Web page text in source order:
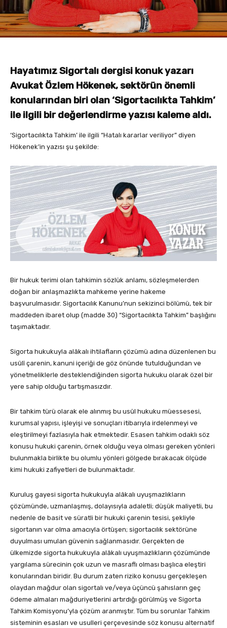
Hayatımız Sigortalı dergisi konuk yazarı
Avukat Özlem Hökenek, sektörün önemli
konularından biri olan ‘Sigortacılıkta Tahkim’
ile ilgili bir değerlendirme yazısı kaleme aldı.
‘Sigortacılıkta Tahkim’ ile ilgili “Hatalı kararlar veriliyor” diyen
Hökenek’in yazısı şu şekilde:
Bir hukuk terimi olan tahkimin sözlük anlamı, sözleşmelerden
doğan bir anlaşmazlıkta mahkeme yerine hakeme
başvurulmasıdır. Sigortacılık Kanunu’nun sekizinci bölümü, tek bir
maddeden ibaret olup (madde 30) “Sigortacılıkta Tahkim” başlığını
taşımaktadır.
Sigorta hukukuyla alâkalı ihtilafların çözümü adına düzenlenen bu
usûlî çarenin, kanuni içeriği de göz önünde tutulduğundan ve
yönetmeliklerle desteklendiğinden sigorta hukuku olarak özel bir
yere sahip olduğu tartışmasızdır.
Bir tahkim türü olarak ele alınmış bu usûl hukuku müessesesi,
kurumsal yapısı, işleyişi ve sonuçları itibarıyla irdelenmeyi ve
eleştirilmeyi fazlasıyla hak etmektedir. Esasen tahkim odaklı söz
konusu hukuki çarenin, örnek olduğu veya olması gereken yönleri
bulunmakla birlikte bu olumlu yönleri gölgede bırakacak ölçüde
kimi hukuki zafiyetleri de bulunmaktadır.
Kuruluş gayesi sigorta hukukuyla alâkalı uyuşmazlıkların
çözümünde, uzmanlaşmış, dolayısıyla adaletli; düşük maliyetli, bu
nedenle de basit ve süratli bir hukuki çarenin tesisi, şekliyle
sigortanın var olma amacıyla örtüşen; sigortacılık sektörüne
duyulması umulan güvenin sağlanmasıdır. Gerçekten de
ülkemizde sigorta hukukuyla alâkalı uyuşmazlıkların çözümünde
yargılama sürecinin çok uzun ve masraflı olması başlıca eleştiri
konularından biridir. Bu durum zaten riziko konusu gerçekleşen
olaydan mağdur olan sigortalı ve/veya üçüncü şahısların geç
ödeme almaları mağduriyetlerini artırdığı görülmüş ve Sigorta
Tahkim Komisyonu’yla çözüm aranmıştır. Tüm bu sorunlar Tahkim
sisteminin esasları ve usulleri çerçevesinde söz konusu alternatif